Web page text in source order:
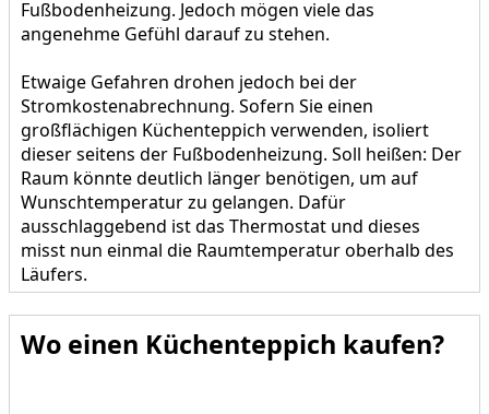
Fußbodenheizung. Jedoch mögen viele das
angenehme Gefühl darauf zu stehen.
Etwaige Gefahren drohen jedoch bei der
Stromkostenabrechnung. Sofern Sie einen
großflächigen Küchenteppich verwenden, isoliert
dieser seitens der Fußbodenheizung. Soll heißen: Der
Raum könnte deutlich länger benötigen, um auf
Wunschtemperatur zu gelangen. Dafür
ausschlaggebend ist das Thermostat und dieses
misst nun einmal die Raumtemperatur oberhalb des
Läufers.
Wo einen Küchenteppich kaufen?